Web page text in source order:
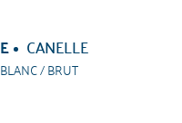
CANELLE
/ BRUT